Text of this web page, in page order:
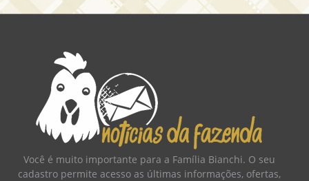
Você é muito importante para a Família Bianchi. O seu
cadastro permite acesso as últimas informações, ofertas,